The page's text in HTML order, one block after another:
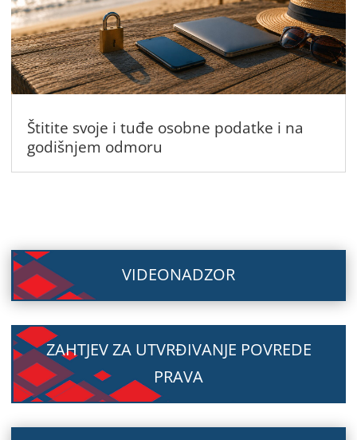
Štitite svoje i tuđe osobne podatke i na
godišnjem odmoru
VIDEONADZOR
ZAHTJEV ZA UTVRĐIVANJE POVREDE
PRAVA